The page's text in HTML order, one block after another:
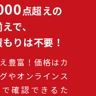
点超えの
で、
りは不要！
豊富！価格はカ
やオンラインス
で確認できるた